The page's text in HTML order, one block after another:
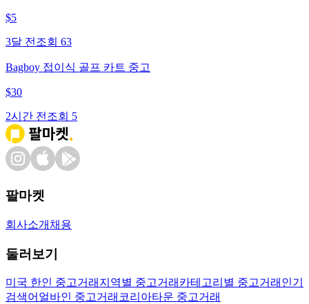
$5
3달 전 조회 63
Bagboy 접이식 골프 카트 중고
$30
2시간 전 조회 5
팔마켓
회사소개 채용
둘러보기
미국 한인 중고거래 지역별 중고거래 카테고리별 중고거래 인기
검색어 얼바인 중고거래 코리아타운 중고거래